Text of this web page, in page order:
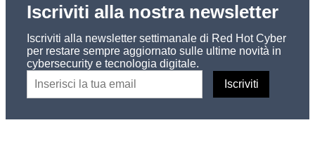
Iscriviti alla nostra newsletter
Iscriviti alla newsletter settimanale di Red Hot Cyber
per restare sempre aggiornato sulle ultime novità in
cybersecurity e tecnologia digitale.